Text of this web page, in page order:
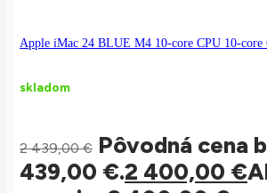
Apple iMac 24
skladom
2 439,00€ Pôvodná cena
439,00 €.2 400,00 €